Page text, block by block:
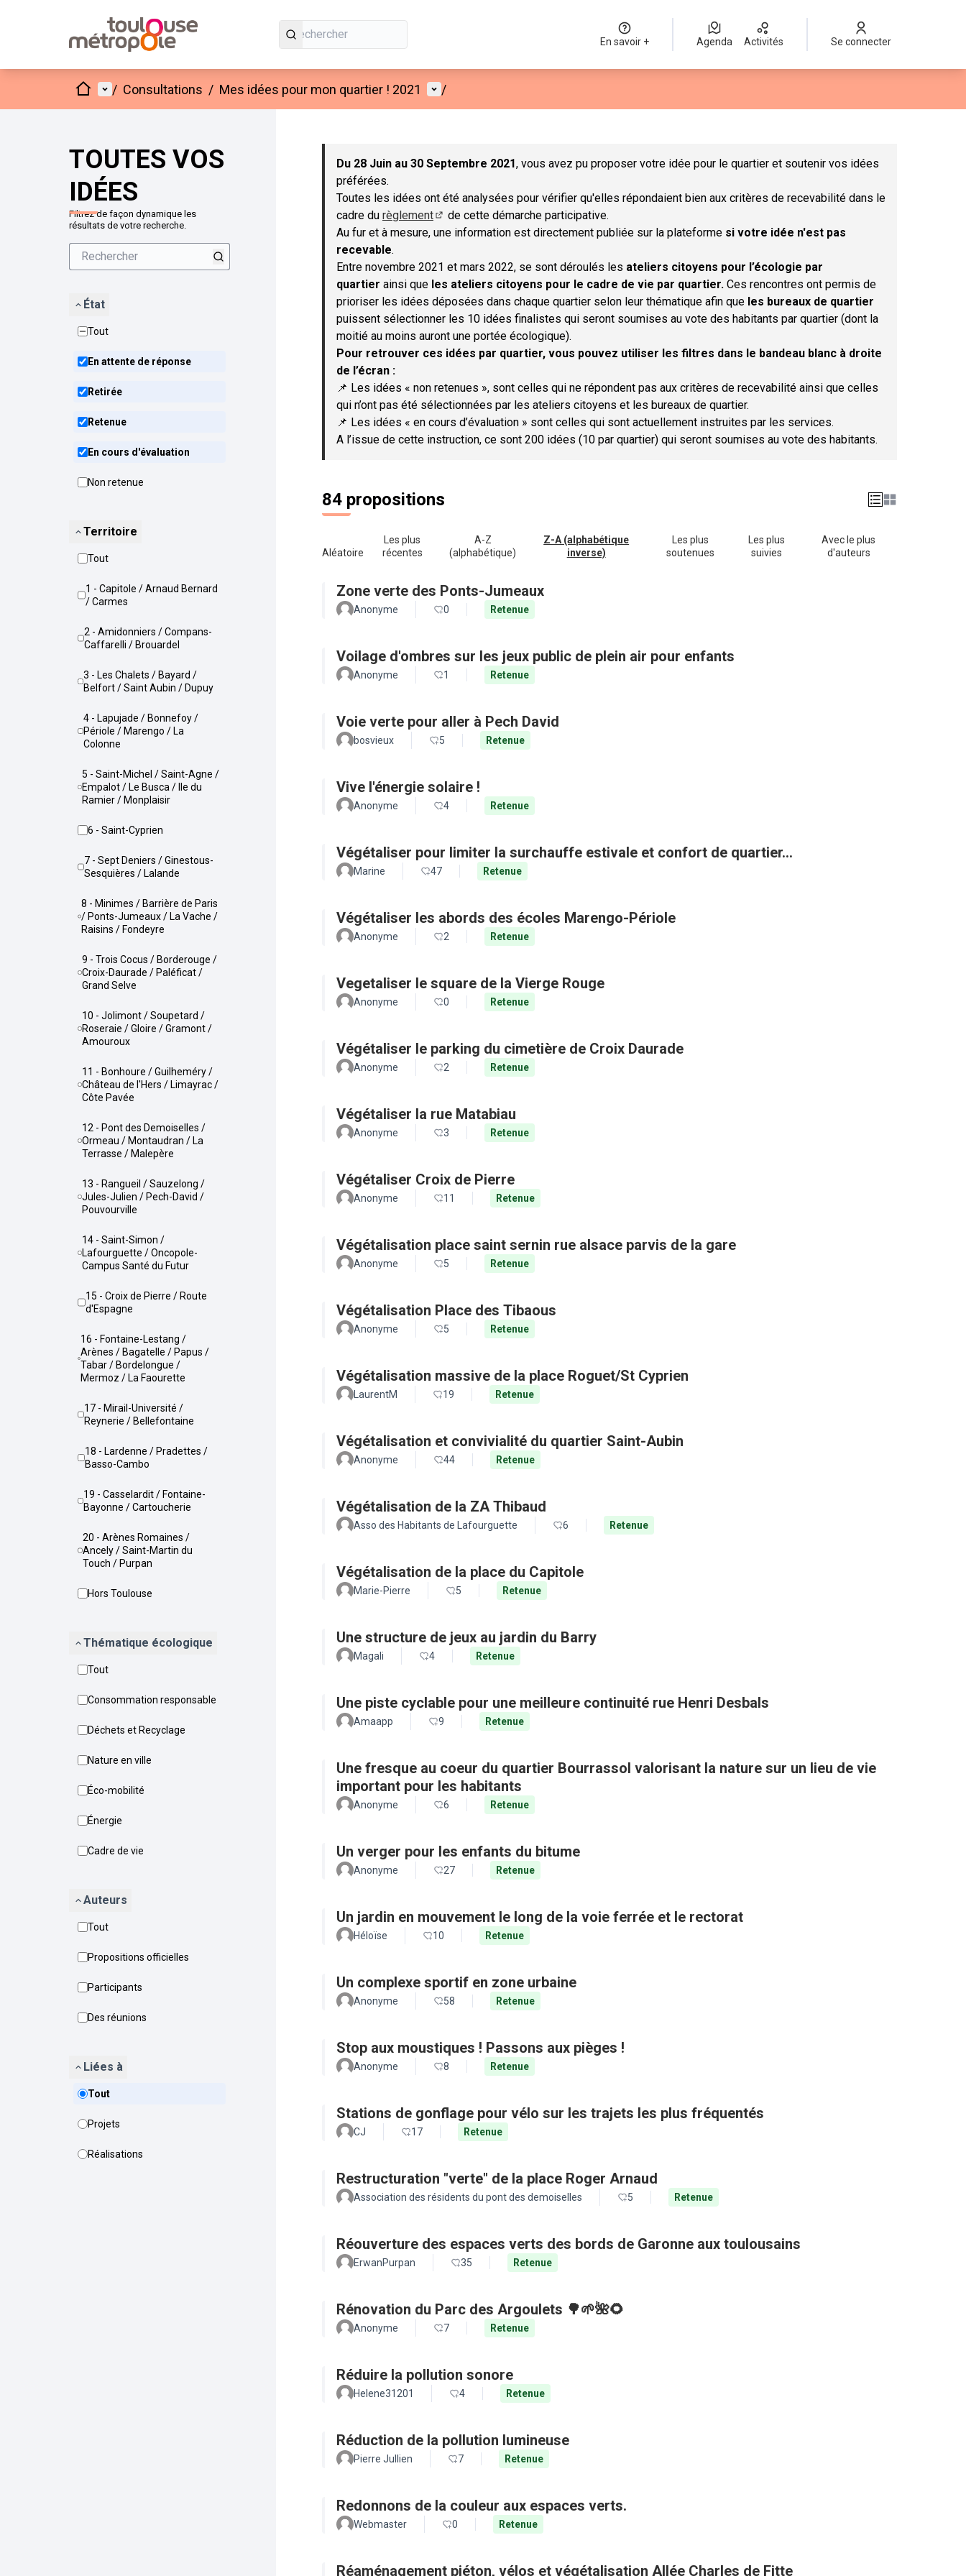
En savoir + Agenda Activités Se connecter
AccueilMenu principal
/ Consultations / Mes idées pour mon quartier ! 2021 Menu utilisateur
/
TOUTES VOS
IDÉES
Filtrez de façon dynamique les
résultats de votre recherche.
État
Tout
En attente de réponse
Retirée
Retenue
En cours d'évaluation
Non retenue
Territoire
Tout
1 - Capitole / Arnaud Bernard
/ Carmes
2 - Amidonniers / Compans-
Caffarelli / Brouardel
3 - Les Chalets / Bayard /
Belfort / Saint Aubin / Dupuy
4 - Lapujade / Bonnefoy /
Périole / Marengo / La
Colonne
5 - Saint-Michel / Saint-Agne /
Empalot / Le Busca / Ile du
Ramier / Monplaisir
6 - Saint-Cyprien
7 - Sept Deniers / Ginestous-
Sesquières / Lalande
8 - Minimes / Barrière de Paris
/ Ponts-Jumeaux / La Vache /
Raisins / Fondeyre
9 - Trois Cocus / Borderouge /
Croix-Daurade / Paléficat /
Grand Selve
10 - Jolimont / Soupetard /
Roseraie / Gloire / Gramont /
Amouroux
11 - Bonhoure / Guilheméry /
Château de l'Hers / Limayrac /
Côte Pavée
12 - Pont des Demoiselles /
Ormeau / Montaudran / La
Terrasse / Malepère
13 - Rangueil / Sauzelong /
Jules-Julien / Pech-David /
Pouvourville
14 - Saint-Simon /
Lafourguette / Oncopole-
Campus Santé du Futur
15 - Croix de Pierre / Route
d'Espagne
16 - Fontaine-Lestang /
Arènes / Bagatelle / Papus /
Tabar / Bordelongue /
Mermoz / La Faourette
17 - Mirail-Université /
Reynerie / Bellefontaine
18 - Lardenne / Pradettes /
Basso-Cambo
19 - Casselardit / Fontaine-
Bayonne / Cartoucherie
20 - Arènes Romaines /
Ancely / Saint-Martin du
Touch / Purpan
Hors Toulouse
Thématique écologique
Tout
Consommation responsable
Déchets et Recyclage
Nature en ville
Éco-mobilité
Énergie
Cadre de vie
Auteurs
Tout
Propositions officielles
Participants
Des réunions
Liées à
Tout
Projets
Réalisations
Passer la carte
Du 28 Juin au 30 Septembre 2021, vous avez pu proposer votre idée pour le quartier et soutenir vos idées
préférées.
Toutes les idées ont été analysées pour vérifier qu'elles répondaient bien aux critères de recevabilité dans le
cadre du règlement
(S'ouvre dans un nouvel onglet)
de cette démarche participative.
Au fur et à mesure, une information est directement publiée sur la plateforme si votre idée n'est pas
recevable.
Entre novembre 2021 et mars 2022, se sont déroulés les ateliers citoyens pour l’écologie par
quartier ainsi que les ateliers citoyens pour le cadre de vie par quartier. Ces rencontres ont permis de
prioriser les idées déposées dans chaque quartier selon leur thématique afin que les bureaux de quartier
puissent sélectionner les 10 idées finalistes qui seront soumises au vote des habitants par quartier (dont la
moitié au moins auront une portée écologique).
Pour retrouver ces idées par quartier, vous pouvez utiliser les filtres dans le bandeau blanc à droite
de l’écran :
📌 Les idées « non retenues », sont celles qui ne répondent pas aux critères de recevabilité ainsi que celles
qui n’ont pas été sélectionnées par les ateliers citoyens et les bureaux de quartier.
📌 Les idées « en cours d’évaluation » sont celles qui sont actuellement instruites par les services.
A l’issue de cette instruction, ce sont 200 idées (10 par quartier) qui seront soumises au vote des habitants.
84 propositions
Aléatoire
Les plus
récentes
A-Z
(alphabétique)
Z-A (alphabétique
inverse)
Les plus
soutenues
Les plus
suivies
Avec le plus
d'auteurs
Zone verte des Ponts-Jumeaux
Anonyme 0 Retenue
Voilage d'ombres sur les jeux public de plein air pour enfants
Anonyme 1 Retenue
Voie verte pour aller à Pech David
bosvieux 5 Retenue
Vive l'énergie solaire !
Anonyme 4 Retenue
Végétaliser pour limiter la surchauffe estivale et confort de quartier...
Marine 47 Retenue
Végétaliser les abords des écoles Marengo-Périole
Anonyme 2 Retenue
Vegetaliser le square de la Vierge Rouge
Anonyme 0 Retenue
Végétaliser le parking du cimetière de Croix Daurade
Anonyme 2 Retenue
Végétaliser la rue Matabiau
Anonyme 3 Retenue
Végétaliser Croix de Pierre
Anonyme 11 Retenue
Végétalisation place saint sernin rue alsace parvis de la gare
Anonyme 5 Retenue
Végétalisation Place des Tibaous
Anonyme 5 Retenue
Végétalisation massive de la place Roguet/St Cyprien
LaurentM 19 Retenue
Végétalisation et convivialité du quartier Saint-Aubin
Anonyme 44 Retenue
Végétalisation de la ZA Thibaud
Asso des Habitants de Lafourguette 6 Retenue
Végétalisation de la place du Capitole
Marie-Pierre 5 Retenue
Une structure de jeux au jardin du Barry
Magali 4 Retenue
Une piste cyclable pour une meilleure continuité rue Henri Desbals
Amaapp 9 Retenue
Une fresque au coeur du quartier Bourrassol valorisant la nature sur un lieu de vie
important pour les habitants
Anonyme 6 Retenue
Un verger pour les enfants du bitume
Anonyme 27 Retenue
Un jardin en mouvement le long de la voie ferrée et le rectorat
Héloïse 10 Retenue
Un complexe sportif en zone urbaine
Anonyme 58 Retenue
Stop aux moustiques ! Passons aux pièges !
Anonyme 8 Retenue
Stations de gonflage pour vélo sur les trajets les plus fréquentés
CJ 17 Retenue
Restructuration "verte" de la place Roger Arnaud
Association des résidents du pont des demoiselles 5 Retenue
Réouverture des espaces verts des bords de Garonne aux toulousains
ErwanPurpan 35 Retenue
Rénovation du Parc des Argoulets 🌳🌱🌺🌻
Anonyme 7 Retenue
Réduire la pollution sonore
Helene31201 4 Retenue
Réduction de la pollution lumineuse
Pierre Jullien 7 Retenue
Redonnons de la couleur aux espaces verts.
Webmaster 0 Retenue
Réaménagement piéton, vélos et végétalisation Allée Charles de Fitte